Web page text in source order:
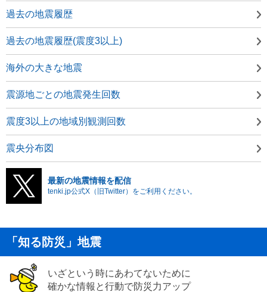
過去の地震履歴
過去の地震履歴(震度3以上)
海外の大きな地震
震源地ごとの地震発生回数
震度3以上の地域別観測回数
震央分布図
最新の地震情報を配信
tenki.jp公式X（旧Twitter）をご利用ください。
「知る防災」地震
いざという時にあわてないために
確かな情報と行動で防災力アップ